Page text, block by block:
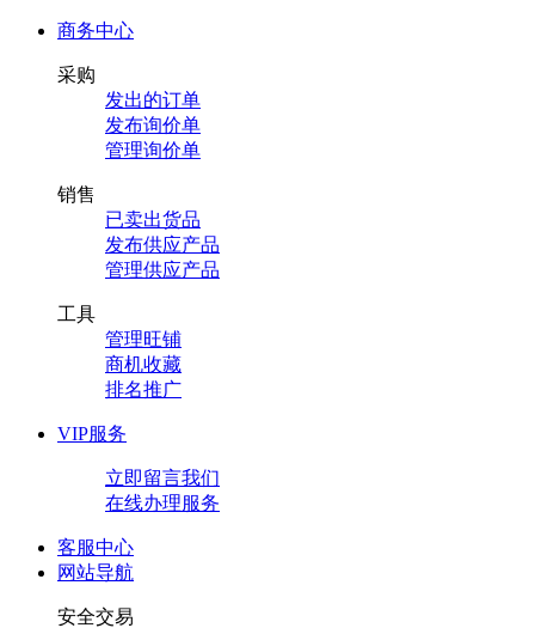
商务中心
采购
发出的订单
发布询价单
管理询价单
销售
已卖出货品
发布供应产品
管理供应产品
工具
管理旺铺
商机收藏
排名推广
VIP服务
立即留言我们
在线办理服务
客服中心
网站导航
安全交易